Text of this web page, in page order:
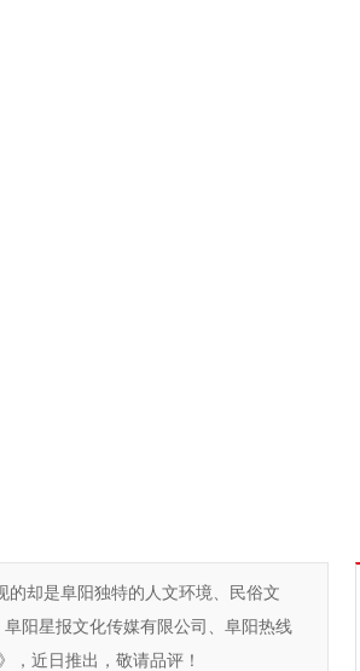
却是阜阳独特的人文环境、民俗文
阳星报文化传媒有限公司、阜阳热线
，近日推出，敬请品评！